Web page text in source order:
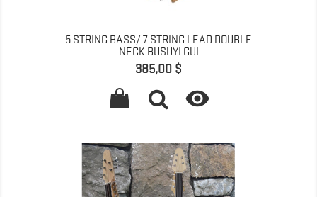
5 STRING BASS/ 7 STRING LEAD DOUBLE
NECK BUSUYI GUI
Prix
385,00 $
